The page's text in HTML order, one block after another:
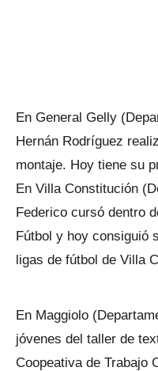
En General Gelly
Hernán Rodríguez
montaje. Hoy tiene su
En Villa Constitución
Federico cursó dentro
Fútbol y hoy consiguió
ligas de fútbol de Villa
En Maggiolo
jóvenes del taller de
Coopeativa de Trabajo